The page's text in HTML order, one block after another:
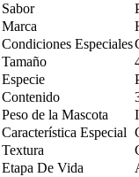
Sabor
Marca
Condiciones Especiales
Tamaño
Especie
Contenido
Peso de la Mascota
Característica Especial
Textura
Etapa De Vida